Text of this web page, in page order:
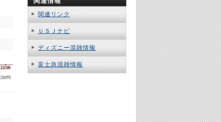
関連リンク
ＵＳＪナビ
ディズニー混雑情報
富士急混雑情報